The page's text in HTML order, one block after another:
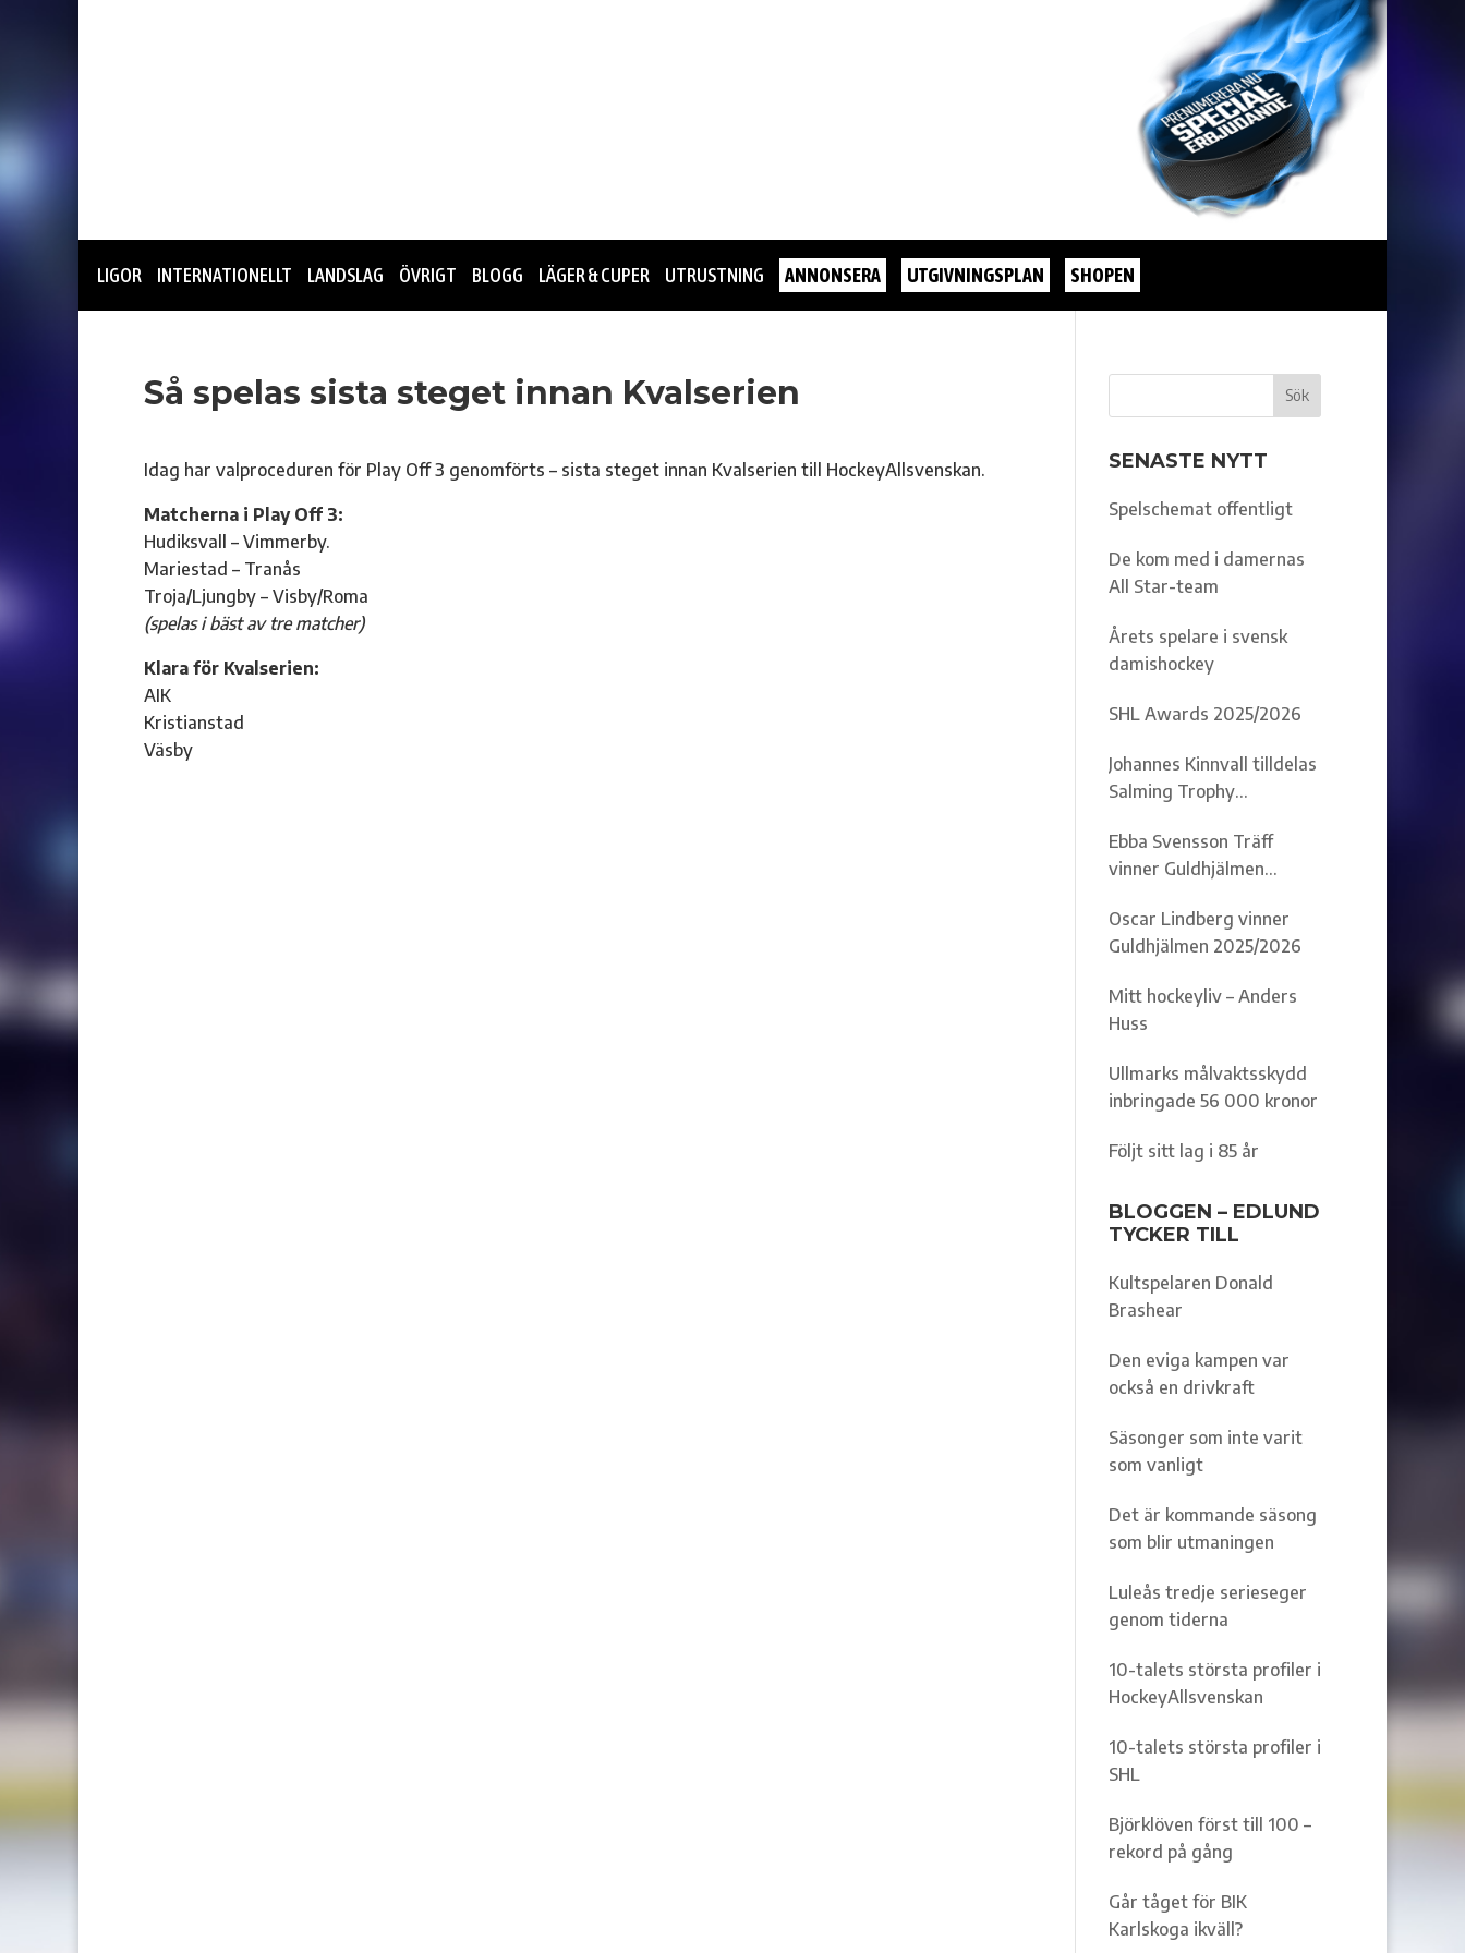
LIGOR INTERNATIONELLT LANDSLAG ÖVRIGT BLOGG LÄGER & CUPER UTRUSTNING ANNONSERA UTGIVNINGSPLAN SHOPEN
Så spelas sista steget innan Kvalserien
Idag har valproceduren för Play Off 3 genomförts – sista steget innan Kvalserien till HockeyAllsvenskan.
Matcherna i Play Off 3:
Hudiksvall – Vimmerby.
Mariestad – Tranås
Troja/Ljungby – Visby/Roma
(spelas i bäst av tre matcher)
Klara för Kvalserien:
AIK
Kristianstad
Väsby
SENASTE NYTT
Spelschemat offentligt
De kom med i damernas
All Star-team
Årets spelare i svensk
damishockey
SHL Awards 2025/2026
Johannes Kinnvall tilldelas
Salming Trophy
Ebba Svensson Träff
vinner Guldhjälmen
Oscar Lindberg vinner
Guldhjälmen 2025/2026
Mitt hockeyliv – Anders
Huss
Ullmarks målvaktsskydd
inbringade 56 000 kronor
Följt sitt lag i 85 år
BLOGGEN – EDLUND
TYCKER TILL
Kultspelaren Donald
Brashear
Den eviga kampen var
också en drivkraft
Säsonger som inte varit
som vanligt
Det är kommande säsong
som blir utmaningen
Luleås tredje serieseger
genom tiderna
10-talets största profiler i
HockeyAllsvenskan
10-talets största profiler i
SHL
Björklöven först till 100 –
rekord på gång
Går tåget för BIK
Karlskoga ikväll?